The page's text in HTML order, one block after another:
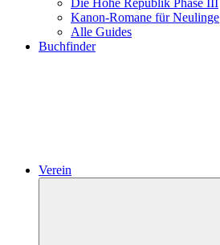
Die Hohe Republik Phase III
Kanon-Romane für Neulinge
Alle Guides
Buchfinder
Verein